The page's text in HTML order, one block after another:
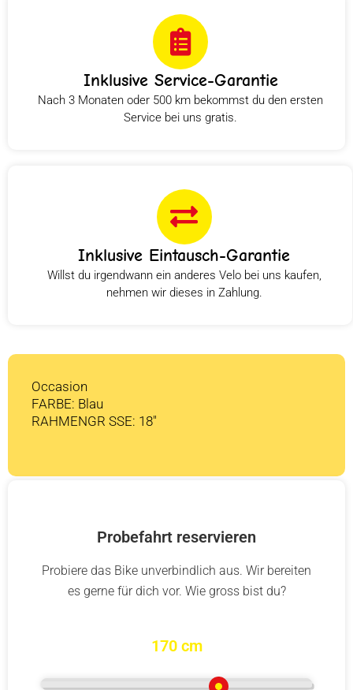
Inklusive Service-Garantie
Nach 3 Monaten oder 500 km bekommst du den ersten
Service bei uns gratis.
Inklusive Eintausch-Garantie
Willst du irgendwann ein anderes Velo bei uns kaufen,
nehmen wir dieses in Zahlung.
Occasion
FARBE: Blau
RAHMENGR SSE: 18″
Probefahrt reservieren
Probiere das Bike unverbindlich aus. Wir bereiten
es gerne für dich vor. Wie gross bist du?
170 cm